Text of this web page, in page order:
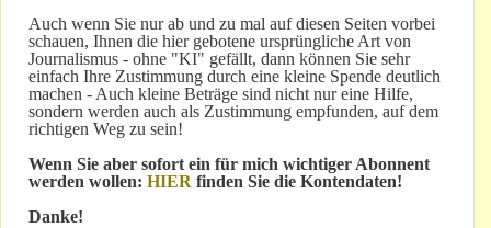
Auch wenn Sie nur ab und zu mal auf diesen Seiten vorbei
schauen, Ihnen die hier gebotene ursprüngliche Art von
Journalismus - ohne "KI" gefällt, dann können Sie sehr
einfach Ihre Zustimmung durch eine kleine Spende deutlich
machen - Auch kleine Beträge sind nicht nur eine Hilfe,
sondern werden auch als Zustimmung empfunden, auf dem
richtigen Weg zu sein!
Wenn Sie aber sofort ein für mich wichtiger Abonnent
werden wollen: HIER finden Sie die Kontendaten!
Danke!